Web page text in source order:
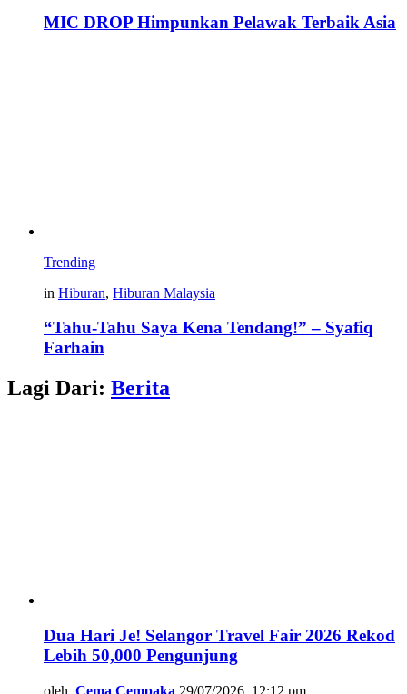
MIC DROP Himpunkan Pelawak Terbaik Asia
Trending
in Hiburan, Hiburan Malaysia
“Tahu-Tahu Saya Kena Tendang!” – Syafiq
Farhain
Lagi Dari: Berita
Dua Hari Je! Selangor Travel Fair 2026 Rekod
Lebih 50,000 Pengunjung
oleh Cema Cempaka 29/07/2026, 12:12 pm